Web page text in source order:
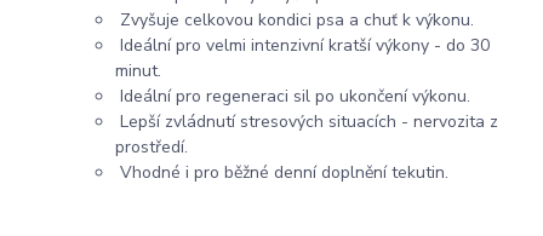
Zvyšuje celkovou kondici psa a chuť k výkonu.
Ideální pro velmi intenzivní kratší výkony - do 30
minut.
Ideální pro regeneraci sil po ukončení výkonu.
Lepší zvládnutí stresových situacích - nervozita z
prostředí.
Vhodné i pro běžné denní doplnění tekutin.